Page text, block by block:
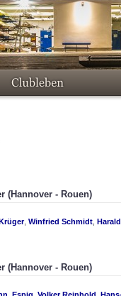
(Hannover - Rouen)
, Winfried Schmidt
(Hannover - Rouen)